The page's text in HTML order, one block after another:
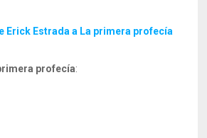
Erick Estrada a La primera profecía
profecía: